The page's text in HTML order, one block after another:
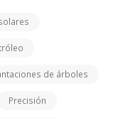
de árboles
Precisión